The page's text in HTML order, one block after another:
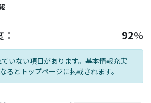
92%
いない項目があります。基本情報充実
るとトップページに掲載されます。